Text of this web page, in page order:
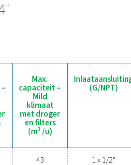
te beschermen en de
voorkomen dat vocht en
en activiteiten in gevaar brengen.
technologieën zijn ontworpen
energie-efficiëntie en naadloze
terwijl ze de
Neem vandaag nog
te ontdekken hoe een upgrade van
soepel kan laten verlopen.